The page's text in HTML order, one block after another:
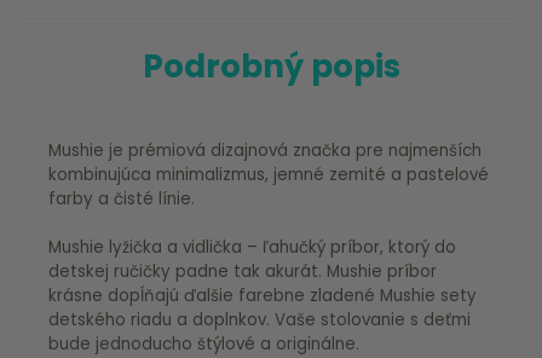
Podrobný popis
Mushie je prémiová dizajnová značka pre najmenších
kombinujúca minimalizmus, jemné zemité a pastelové
farby a čisté línie.
Mushie lyžička a vidlička – ľahučký príbor, ktorý do
detskej ručičky padne tak akurát. Mushie príbor
krásne dopĺňajú ďalšie farebne zladené Mushie sety
detského riadu a doplnkov. Vaše stolovanie s deťmi
bude jednoducho štýlové a originálne.